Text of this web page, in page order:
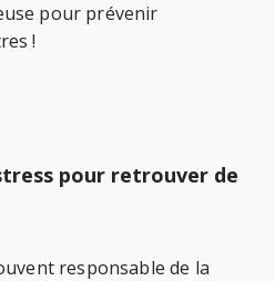
pour prévenir
!
pour retrouver de
responsable de la